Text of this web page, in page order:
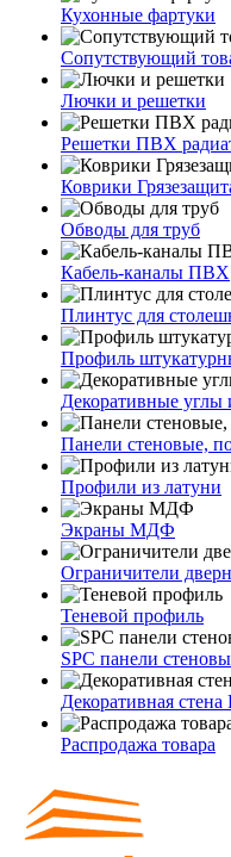
Кухонные фартуки
Сопутствующий
Лючки и решетки
Решетки ПВХ
Коврики
Обводы для труб
Кабель-каналы ПВХ
Плинтус для
Профиль
Декоративные
Панели стеновые,
Профили из латуни
Экраны МДФ
Ограничители
Теневой профиль
SPC панели
Декоративная
Распродажа товара